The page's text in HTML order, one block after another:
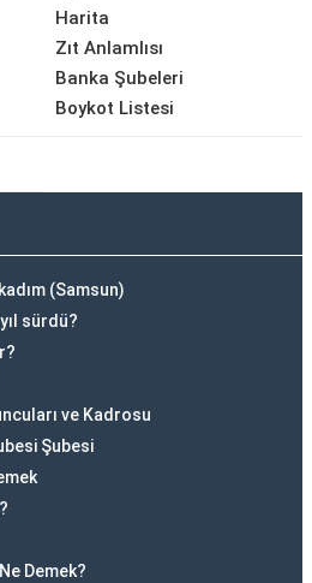
Harita
Zıt Anlamlısı
Banka Şubeleri
Boykot Listesi
(Samsun)
sürdü?
ve Kadrosu
Şubesi
Demek?